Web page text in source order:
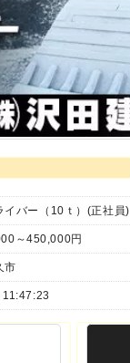
バー（10ｔ）(正社員)
～450,000円
市